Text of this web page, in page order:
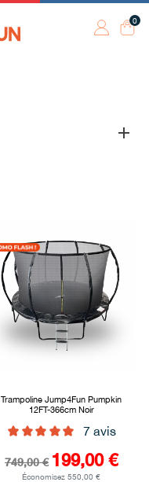
0
Trampoline Jump4Fun Pumpkin
12FT-366cm Noir
7 avis
Prix de base
749,00 € Prix
199,00 €
Économisez 550,00 €